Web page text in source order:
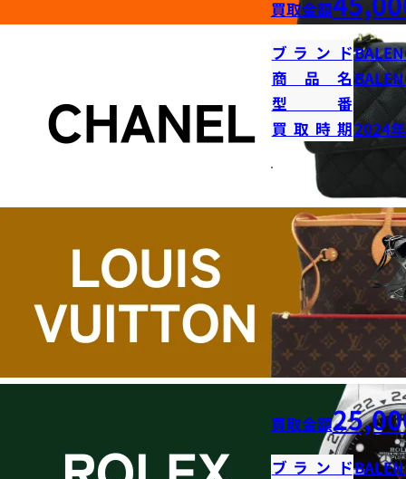
買取金額
ブランド
商品名
型番
買取時期2024
買取金額
ブランド